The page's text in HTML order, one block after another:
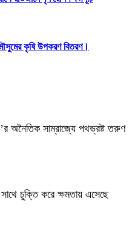
কৃষি উপকরণ বিতরণ।
অনৈতিক সাম্রাজ্যে পথভ্রষ্ট তরুণ
চুক্তি করে ক্ষমতায় এসেছে